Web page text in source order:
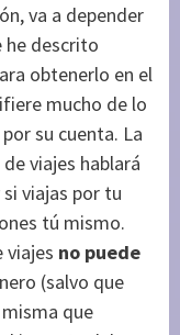
va a depender
descrito
obtenerlo en el
mucho de lo
su cuenta. La
viajes hablará
viajas por tu
tú mismo.
viajes no puede
(salvo que
que